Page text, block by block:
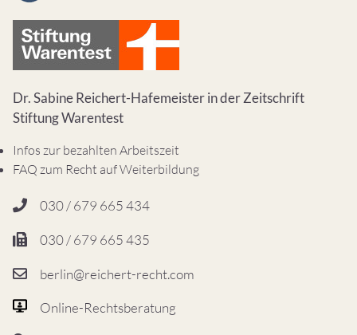
Dr. Sabine Reichert-Hafemeister in der Zeitschrift
Stiftung Warentest
Infos zur bezahlten Arbeitszeit
FAQ zum Recht auf Weiterbildung
030 / 679 665 434
030 / 679 665 435
berlin@reichert-recht.com
Online-Rechtsberatung